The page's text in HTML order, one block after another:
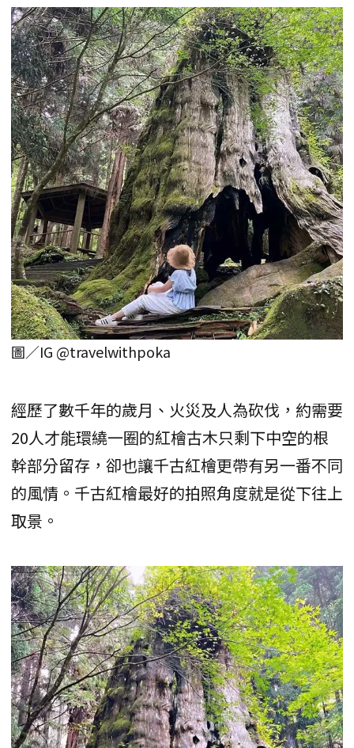
圖／IG @travelwithpoka
經歷了數千年的歲月、火災及人為砍伐，約需要
20人才能環繞一圈的紅檜古木只剩下中空的根
幹部分留存，卻也讓千古紅檜更帶有另一番不同
的風情。千古紅檜最好的拍照角度就是從下往上
取景。